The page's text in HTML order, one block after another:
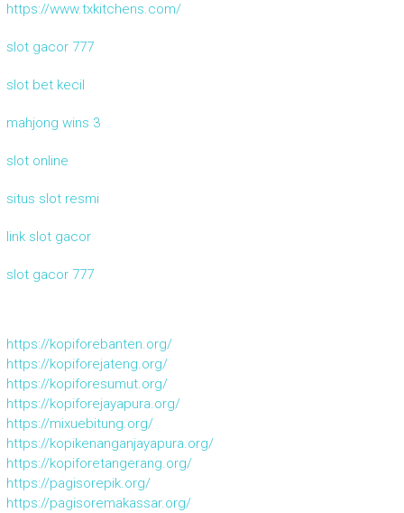
https://www.txkitchens.com/
slot gacor 777
slot bet kecil
mahjong wins 3
slot online
situs slot resmi
link slot gacor
slot gacor 777
https://kopiforebanten.org/
https://kopiforejateng.org/
https://kopiforesumut.org/
https://kopiforejayapura.org/
https://mixuebitung.org/
https://kopikenanganjayapura.org/
https://kopiforetangerang.org/
https://pagisorepik.org/
https://pagisoremakassar.org/